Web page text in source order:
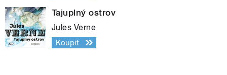
Tajuplný ostrov
Jules Verne
Koupit